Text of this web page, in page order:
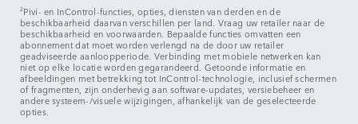
2Pivi- en InControl-functies, opties, diensten van derden en de
beschikbaarheid daarvan verschillen per land. Vraag uw retailer naar de
beschikbaarheid en voorwaarden. Bepaalde functies omvatten een
abonnement dat moet worden verlengd na de door uw retailer
geadviseerde aanloopperiode. Verbinding met mobiele netwerken kan
niet op elke locatie worden gegarandeerd. Getoonde informatie en
afbeeldingen met betrekking tot InControl-technologie, inclusief schermen
of fragmenten, zijn onderhevig aan software-updates, versiebeheer en
andere systeem-/visuele wijzigingen, afhankelijk van de geselecteerde
opties.